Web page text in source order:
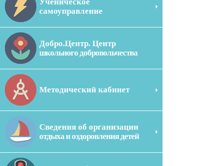
самоуправление
Добро.Центр. Центр
школьного добровольчества
Методический кабинет
Сведения об организации
отдыха и оздоровления детей